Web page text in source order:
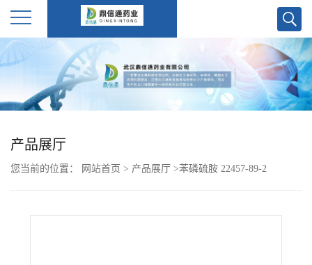
公
产品展厅
您当前的位置： 网站首页 > 产品展厅 >苯磷硫胺 22457-89-2